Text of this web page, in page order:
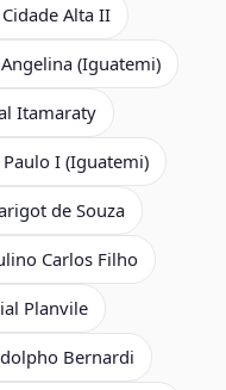
Alta II
(Iguatemi)
Itamaraty
I (Iguatemi)
de Souza
Carlos Filho
Planvile
Bernardi